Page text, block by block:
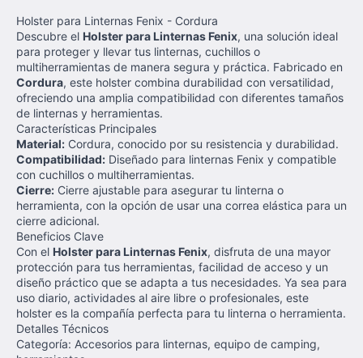
Holster para Linternas Fenix - Cordura
Descubre el Holster para Linternas Fenix, una solución ideal
para proteger y llevar tus linternas, cuchillos o
multiherramientas de manera segura y práctica. Fabricado en
Cordura, este holster combina durabilidad con versatilidad,
ofreciendo una amplia compatibilidad con diferentes tamaños
de linternas y herramientas.
Características Principales
Material: Cordura, conocido por su resistencia y durabilidad.
Compatibilidad: Diseñado para linternas Fenix y compatible
con cuchillos o multiherramientas.
Cierre: Cierre ajustable para asegurar tu linterna o
herramienta, con la opción de usar una correa elástica para un
cierre adicional.
Beneficios Clave
Con el Holster para Linternas Fenix, disfruta de una mayor
protección para tus herramientas, facilidad de acceso y un
diseño práctico que se adapta a tus necesidades. Ya sea para
uso diario, actividades al aire libre o profesionales, este
holster es la compañía perfecta para tu linterna o herramienta.
Detalles Técnicos
Categoría: Accesorios para linternas, equipo de camping,